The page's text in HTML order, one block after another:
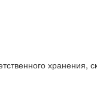
хранения,